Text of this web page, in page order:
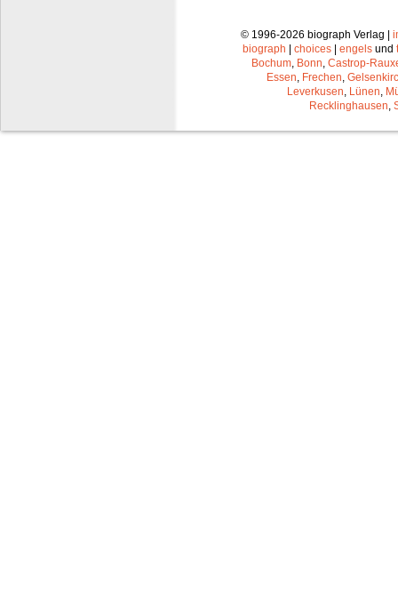
© 1996-2026 biograph Verlag |
biograph
choices engels und
Bochum, Bonn, Castrop-
Essen, Frechen,
Leverkusen, Lünen,
Recklinghausen,